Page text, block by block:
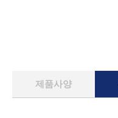
제품사양